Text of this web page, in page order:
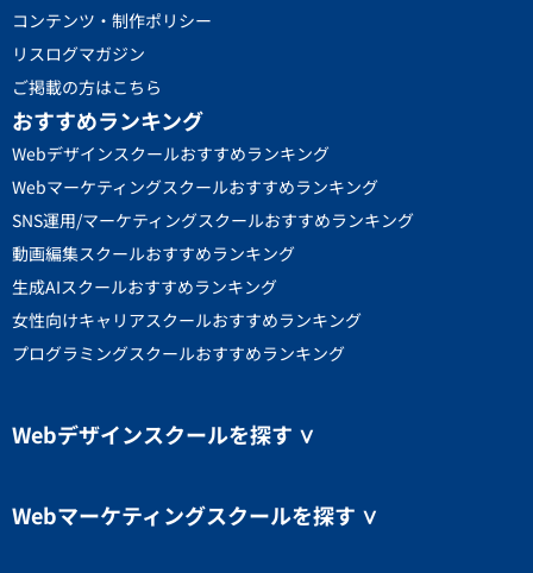
コンテンツ・制作ポリシー
リスログマガジン
ご掲載の方はこちら
おすすめランキング
Webデザインスクールおすすめランキング
Webマーケティングスクールおすすめランキング
SNS運用/マーケティングスクールおすすめランキング
動画編集スクールおすすめランキング
生成AIスクールおすすめランキング
女性向けキャリアスクールおすすめランキング
プログラミングスクールおすすめランキング
Webデザインスクールを探す ∨
Webマーケティングスクールを探す ∨